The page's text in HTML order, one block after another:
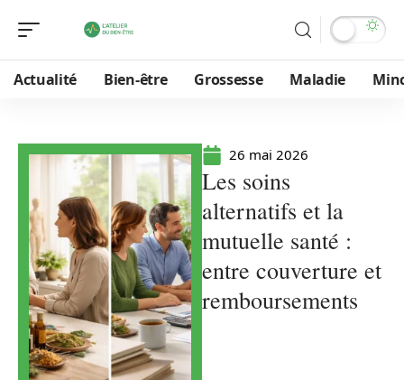
Actualité Bien-être Grossesse Maladie
26 mai 2026
Les soins
alternatifs et la
mutuelle santé :
entre couverture et
remboursements